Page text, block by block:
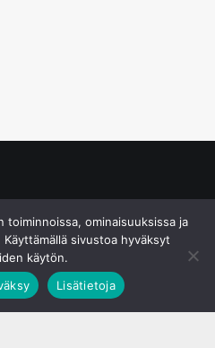
toiminnoissa, ominaisuuksissa ja
sivustoa hyväksyt
käytön.
Lisätietoja